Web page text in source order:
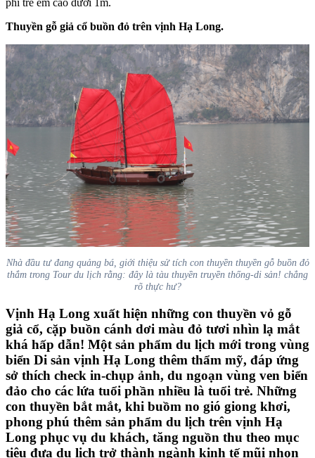
phí trẻ em cao dưới 1m.
Thuyền gỗ giả cổ buồn đỏ trên vịnh Hạ Long.
Nhà đầu tư đang quảng bá, giới thiệu sử tích con thuyền thuyền gỗ buồn đỏ
thắm trong Tour du lịch rằng: đây là tàu thuyền truyền thống-di sản! chẳng
rõ thực hư?
Vịnh Hạ Long xuất hiện những con thuyền vỏ gỗ
giả cổ, cặp buồn cánh dơi màu đỏ tươi nhìn lạ mắt
khá hấp dẫn! Một sản phẩm du lịch mới trong vùng
biển Di sản vịnh Hạ Long thêm thẩm mỹ, đáp ứng
sở thích check in-chụp ảnh, du ngoạn vùng ven biển
đảo cho các lứa tuổi phần nhiều là tuổi trẻ. Những
con thuyền bắt mắt, khi buồm no gió giong khơi,
phong phú thêm sản phẩm du lịch trên vịnh Hạ
Long phục vụ du khách, tăng nguồn thu theo mục
tiêu đưa du lịch trở thành ngành kinh tế mũi nhọn